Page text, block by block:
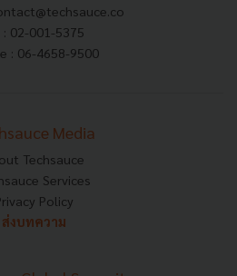
: 02-001-5375
: 06-4658-9500
Media
Techsauce
Services
Policy
ส่งบทความ